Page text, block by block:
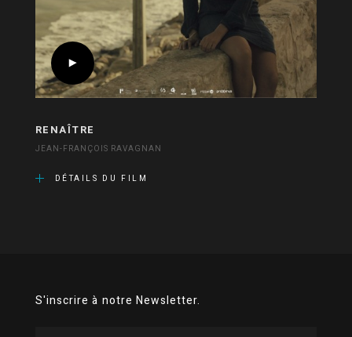
RENAÎTRE
JEAN-FRANÇOIS RAVAGNAN
DÉTAILS DU FILM
S'inscrire à notre Newsletter.